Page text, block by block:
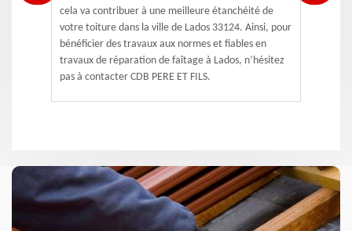
cela va contribuer à une meilleure étanchéité de
votre toiture dans la ville de Lados 33124. Ainsi, pour
bénéficier des travaux aux normes et fiables en
travaux de réparation de faîtage à Lados, n’hésitez
pas à contacter CDB PERE ET FILS.